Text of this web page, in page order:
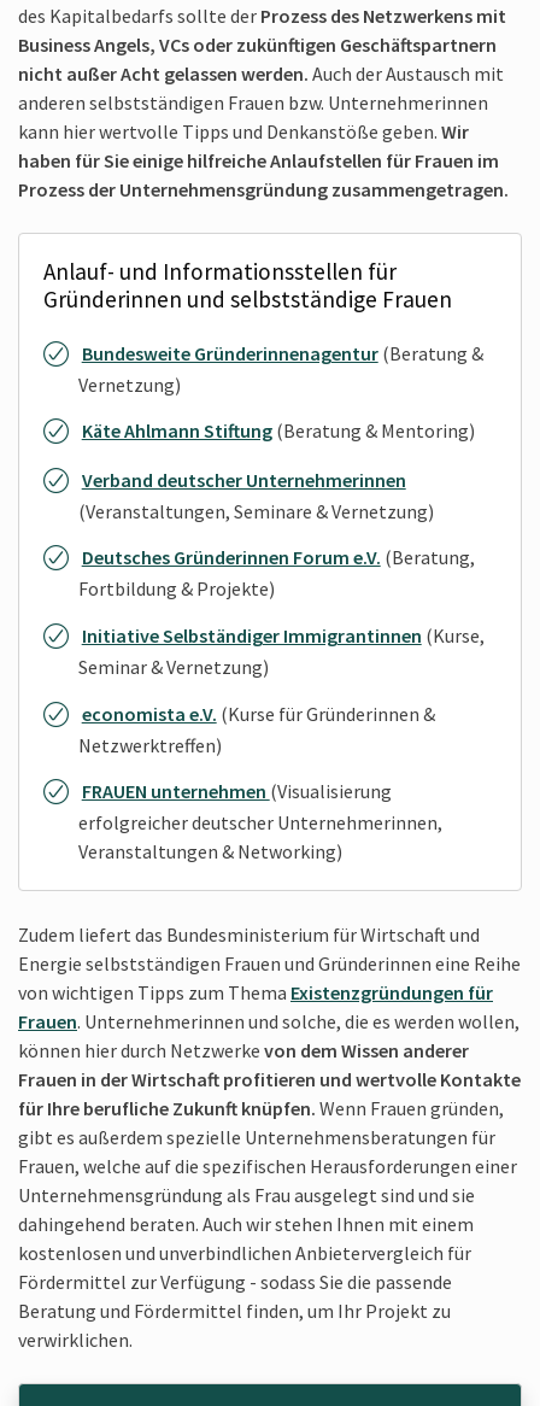
des Kapitalbedarfs sollte der Prozess des Netzwerkens mit
Business Angels, VCs oder zukünftigen Geschäftspartnern
nicht außer Acht gelassen werden. Auch der Austausch mit
anderen selbstständigen Frauen bzw. Unternehmerinnen
kann hier wertvolle Tipps und Denkanstöße geben. Wir
haben für Sie einige hilfreiche Anlaufstellen für Frauen im
Prozess der Unternehmensgründung zusammengetragen.
Anlauf- und Informationsstellen für
Gründerinnen und selbstständige Frauen
Bundesweite Gründerinnenagentur(Beratung &
Vernetzung)
Käte Ahlmann Stiftung(Beratung & Mentoring)
Verband deutscher Unternehmerinnen
(Veranstaltungen, Seminare & Vernetzung)
Deutsches Gründerinnen Forum e.V. (Beratung,
Fortbildung & Projekte)
Initiative Selbständiger Immigrantinnen (Kurse,
Seminar & Vernetzung)
economista e.V. (Kurse für Gründerinnen &
Netzwerktreffen)
FRAUEN unternehmen (Visualisierung
erfolgreicher deutscher Unternehmerinnen,
Veranstaltungen & Networking)
Zudem liefert das Bundesministerium für Wirtschaft und
Energie selbstständigen Frauen und Gründerinnen eine Reihe
von wichtigen Tipps zum Thema Existenzgründungen für
Frauen. Unternehmerinnen und solche, die es werden wollen,
können hier durch Netzwerke von dem Wissen anderer
Frauen in der Wirtschaft profitieren und wertvolle Kontakte
für Ihre berufliche Zukunft knüpfen. Wenn Frauen gründen,
gibt es außerdem spezielle Unternehmensberatungen für
Frauen, welche auf die spezifischen Herausforderungen einer
Unternehmensgründung als Frau ausgelegt sind und sie
dahingehend beraten. Auch wir stehen Ihnen mit einem
kostenlosen und unverbindlichen Anbietervergleich für
Fördermittel zur Verfügung - sodass Sie die passende
Beratung und Fördermittel finden, um Ihr Projekt zu
verwirklichen.